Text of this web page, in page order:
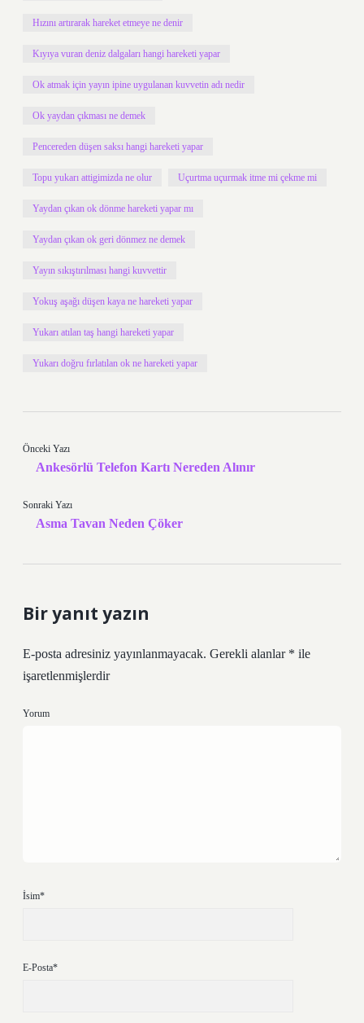
Hızını artırarak hareket etmeye ne denir
Kıyıya vuran deniz dalgaları hangi hareketi yapar
Ok atmak için yayın ipine uygulanan kuvvetin adı nedir
Ok yaydan çıkması ne demek
Pencereden düşen saksı hangi hareketi yapar
Topu yukarı attigimizda ne olur Uçurtma uçurmak itme mi çekme mi
Yaydan çıkan ok dönme hareketi yapar mı
Yaydan çıkan ok geri dönmez ne demek
Yayın sıkıştırılması hangi kuvvettir
Yokuş aşağı düşen kaya ne hareketi yapar
Yukarı atılan taş hangi hareketi yapar
Yukarı doğru fırlatılan ok ne hareketi yapar
Önceki Yazı
Ankesörlü Telefon Kartı Nereden Alınır
Sonraki Yazı
Asma Tavan Neden Çöker
Bir yanıt yazın
E-posta adresiniz yayınlanmayacak. Gerekli alanlar * ile
işaretlenmişlerdir
Yorum
İsim*
E-Posta*